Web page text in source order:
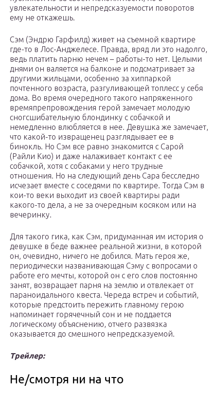
увлекательности и непредсказуемости поворотов
ему не откажешь.
Сэм (Эндрю Гарфилд) живет на съемной квартире
где-то в Лос-Анджелесе. Правда, вряд ли это надолго,
ведь платить парню нечем – работы-то нет. Целыми
днями он валяется на балконе и подсматривает за
другими жильцами, особенно за хиппаркой
почтенного возраста, разгуливающей топлесс у себя
дома. Во время очередного такого напряженного
времяпрепровождения герой замечает молодую
сногсшибательную блондинку с собачкой и
немедленно влюбляется в нее. Девушка же замечает,
что какой-то извращенец разглядывает ее в
бинокль. Но Сэм все равно знакомится с Сарой
(Райли Кио) и даже налаживает контакт с ее
собачкой, хотя с собаками у него трудные
отношения. Но на следующий день Сара бесследно
исчезает вместе с соседями по квартире. Тогда Сэм в
кои-то веки выходит из своей квартиры ради
какого-то дела, а не за очередным косяком или на
вечеринку.
Для такого гика, как Сэм, придуманная им история о
девушке в беде важнее реальной жизни, в которой
он, очевидно, ничего не добился. Мать героя же,
периодически названивающая Сэму с вопросами о
работе его мечты, которой он с его слов постоянно
занят, возвращает парня на землю и отвлекает от
параноидального квеста. Череда встреч и событий,
которые предстоить пережить главному герою
напоминает горячечный сон и не поддается
логическому объяснению, отчего развязка
оказывается до смешного непредсказуемой.
Трейлер:
Не/смотря ни на что